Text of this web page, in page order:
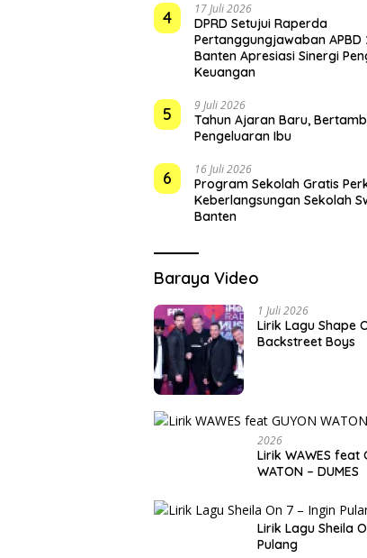
4 17 Juli 2026
DPRD Setujui Raperda
Pertanggungjawaban APBD
Banten Apresiasi Sinergi
Keuangan
5 9 Juli 2026
Tahun Ajaran Baru,
Pengeluaran Ibu
6 16 Juli 2026
Program Sekolah Gratis
Keberlangsungan Sekolah
Banten
Baraya Video
1 Juli 2026
Lirik Lagu Shape
Backstreet Boys
2026
Lirik WAWES feat
WATON – DUMES
Lirik Lagu Sheila
Pulang